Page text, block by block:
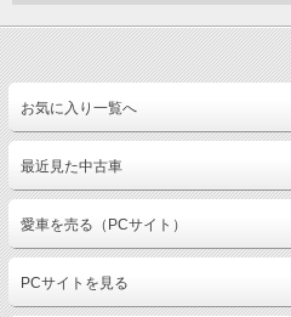
お気に入り一覧へ
最近見た中古車
愛車を売る（PCサイト）
PCサイトを見る